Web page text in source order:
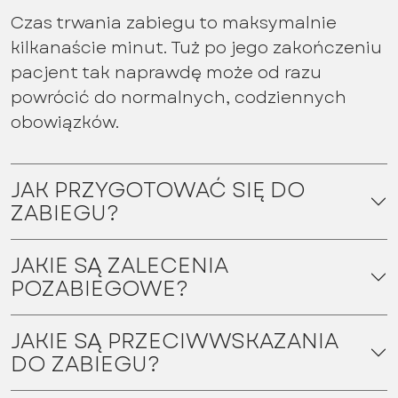
Czas trwania zabiegu to maksymalnie
kilkanaście minut. Tuż po jego zakończeniu
pacjent tak naprawdę może od razu
powrócić do normalnych, codziennych
obowiązków.
JAK PRZYGOTOWAĆ SIĘ DO
ZABIEGU?
JAKIE SĄ ZALECENIA
POZABIEGOWE?
JAKIE SĄ PRZECIWWSKAZANIA
DO ZABIEGU?